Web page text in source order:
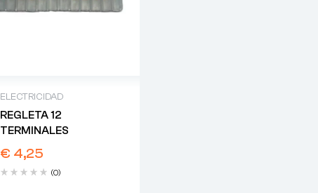
ELECTRICIDAD
REGLETA 12
TERMINALES
€ 4,25
(0)